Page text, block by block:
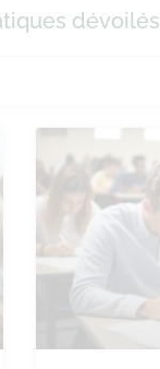
dévoilés